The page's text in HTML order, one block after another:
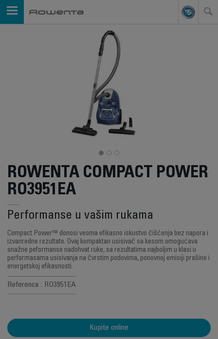
ROWENTA COMPACT POWER
RO3951EA
Performanse u vašim rukama
Compact Power™ donosi veoma efikasno iskustvo čišćenja bez napora i
izvanredne rezultate. Ovaj kompaktan usisivač sa kesom omogućava
snažne peformanse nadohvat ruke, sa rezultatima najboljim u klasi u
performasama usisivanja na čvrstim podovima, ponovnoj emisiji prašine i
energetskoj efikasnosti.
Referenca : RO3951EA
Kupite online